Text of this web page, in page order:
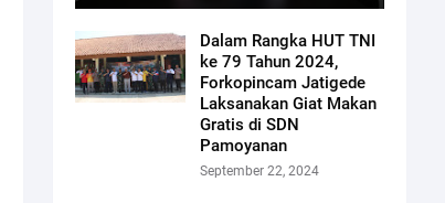
Dalam Rangka HUT TNI
ke 79 Tahun 2024,
Forkopincam Jatigede
Laksanakan Giat Makan
Gratis di SDN
Pamoyanan
September 22, 2024